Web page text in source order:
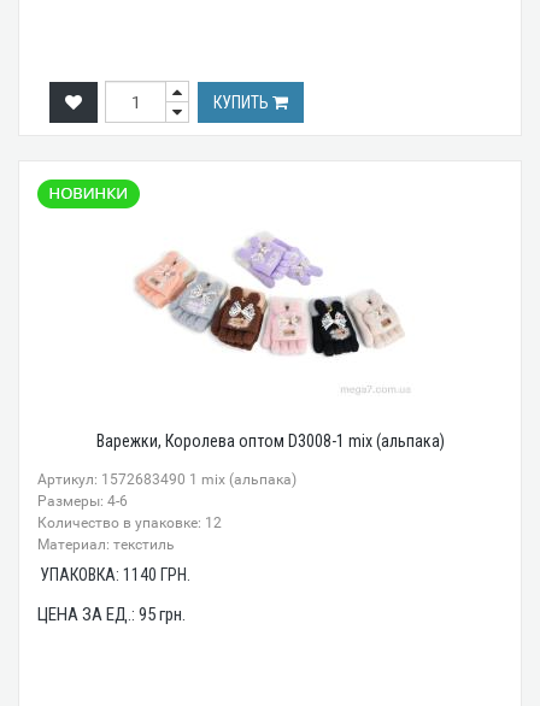
КУПИТЬ
Варежки, Королева оптом D3008-1 mix (альпака)
Артикул: 1572683490 1 mix (альпака)
Размеры: 4-6
Количество в упаковке: 12
Материал: текстиль
УПАКОВКА: 1140 ГРН.
ЦЕНА ЗА ЕД.: 95грн.